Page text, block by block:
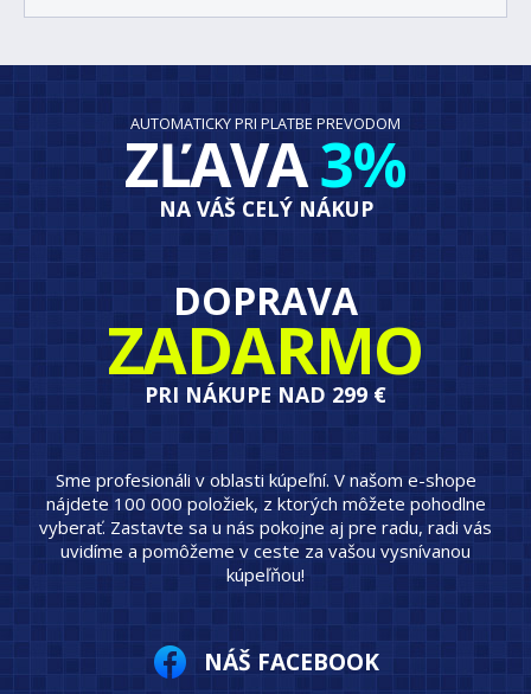
AUTOMATICKY PRI PLATBE PREVODOM
ZĽAVA3%
NA VÁŠ CELÝ NÁKUP
DOPRAVA
ZADARMO
PRI NÁKUPE NAD 299 €
Sme profesionáli v oblasti kúpeľní. V našom e-shope
nájdete 100 000 položiek, z ktorých môžete pohodlne
vyberať. Zastavte sa u nás pokojne aj pre radu, radi vás
uvidíme a pomôžeme v ceste za vašou vysnívanou
kúpeľňou!
NÁŠ FACEBOOK